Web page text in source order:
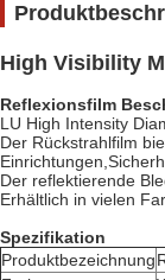
High Visibility
Reflexionsfilm
LU High Intensity
Der Rückstrahlfilm
Der reflektierende
Erhältlich in vielen
Spezifikation
Produktbezeichnung